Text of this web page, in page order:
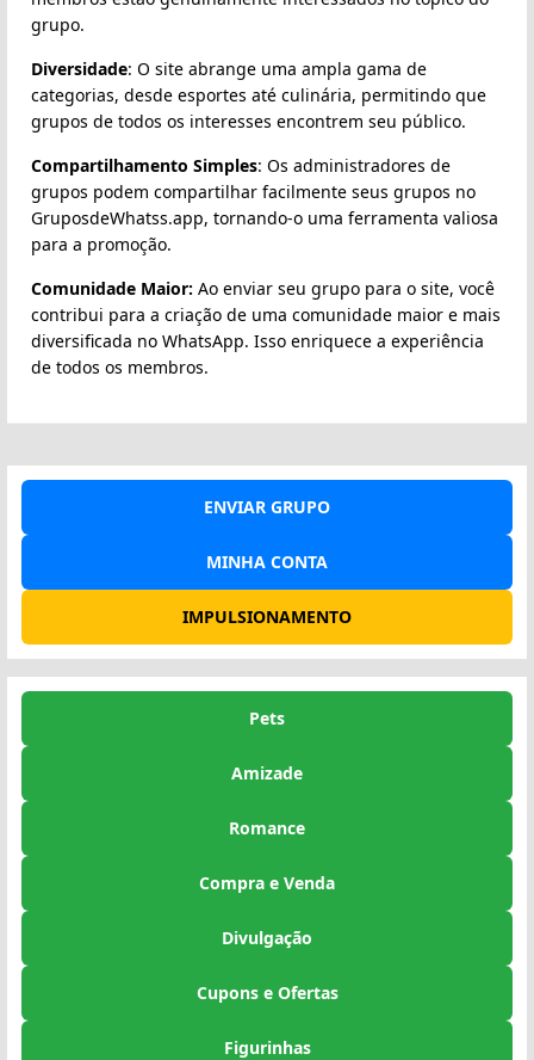
grupo.
Diversidade: O site abrange uma ampla gama de
categorias, desde esportes até culinária, permitindo que
grupos de todos os interesses encontrem seu público.
Compartilhamento Simples: Os administradores de
grupos podem compartilhar facilmente seus grupos no
GruposdeWhatss.app, tornando-o uma ferramenta valiosa
para a promoção.
Comunidade Maior: Ao enviar seu grupo para o site, você
contribui para a criação de uma comunidade maior e mais
diversificada no WhatsApp. Isso enriquece a experiência
de todos os membros.
ENVIAR GRUPO
MINHA CONTA
IMPULSIONAMENTO
Pets
Amizade
Romance
Compra e Venda
Divulgação
Cupons e Ofertas
Figurinhas